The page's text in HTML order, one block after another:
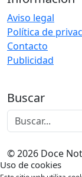
Aviso legal
Política de
Contacto
Publicidad
Buscar
© 2026 Doce
Uso de cookies